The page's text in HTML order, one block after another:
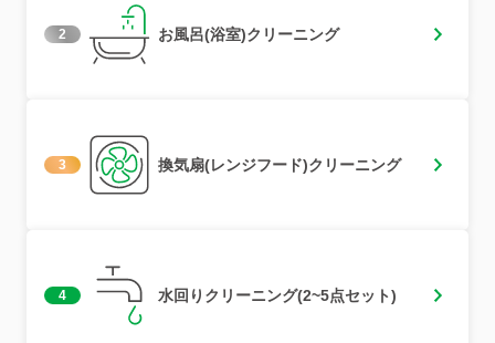
2 お風呂(浴室)クリーニング
3 換気扇(レンジフード)クリーニング
4 水回りクリーニング(2~5点セット)